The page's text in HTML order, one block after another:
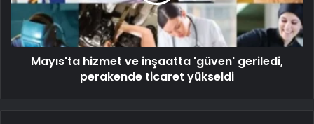
Mayıs'ta hizmet ve inşaatta 'güven' geriledi,
perakende ticaret yükseldi